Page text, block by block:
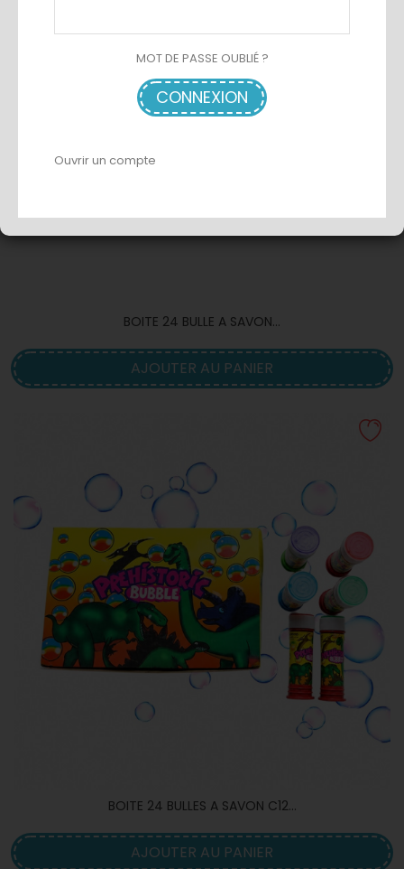
BOITE 24 BULLE A SAVON...
AJOUTER AU PANIER
BOITE 24 BULLES A SAVON C12...
AJOUTER AU PANIER
MOT DE PASSE OUBLIÉ ?
CONNEXION
Ouvrir un compte